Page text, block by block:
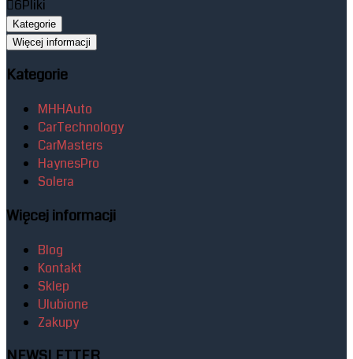
6Pliki
Kategorie
Więcej informacji
Kategorie
MHHAuto
CarTechnology
CarMasters
HaynesPro
Solera
Więcej informacji
Blog
Kontakt
Sklep
Ulubione
Zakupy